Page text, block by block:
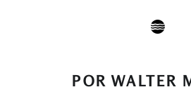
POR WALTER